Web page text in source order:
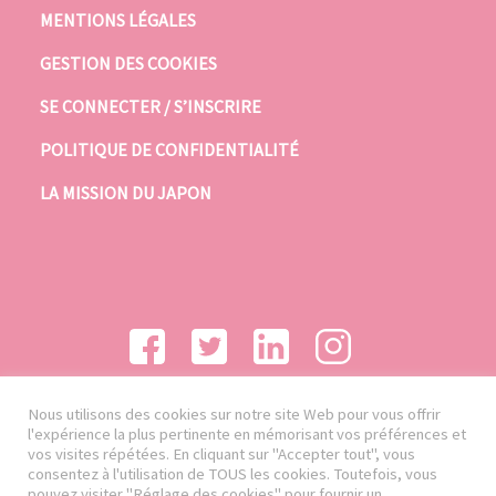
MENTIONS LÉGALES
GESTION DES COOKIES
SE CONNECTER / S’INSCRIRE
POLITIQUE DE CONFIDENTIALITÉ
LA MISSION DU JAPON
Nous utilisons des cookies sur notre site Web pour vous offrir
l'expérience la plus pertinente en mémorisant vos préférences et
vos visites répétées. En cliquant sur "Accepter tout", vous
consentez à l'utilisation de TOUS les cookies. Toutefois, vous